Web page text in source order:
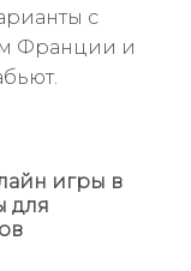
с
Франции и
игры в
для